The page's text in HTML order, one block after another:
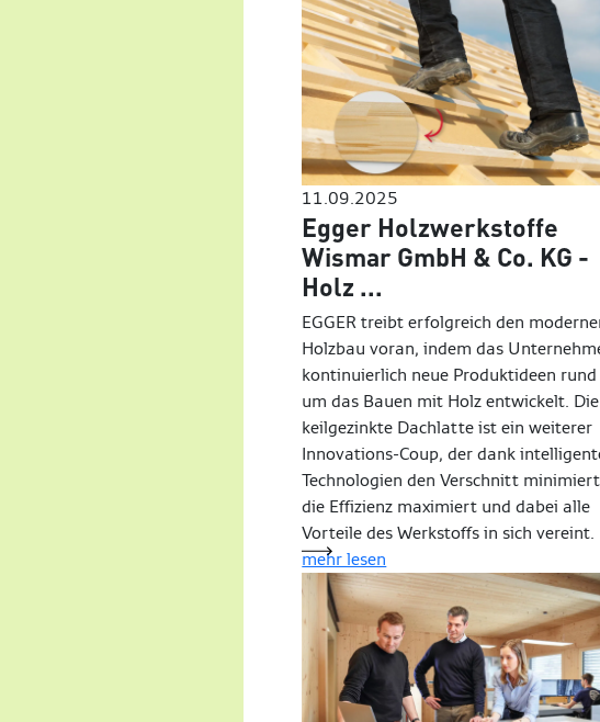
11.09.2025
Egger Holzwerkstoffe
Wismar GmbH & Co. KG -
Holz ...
EGGER treibt erfolgreich den
Holzbau voran, indem das
kontinuierlich neue Produktideen rund
um das Bauen mit Holz entwickelt. Die
keilgezinkte Dachlatte ist ein weiterer
Innovations-Coup, der dank
Technologien den Verschnitt
die Effizienz maximiert und dabei alle
Vorteile des Werkstoffs in sich vereint.
mehr lesen